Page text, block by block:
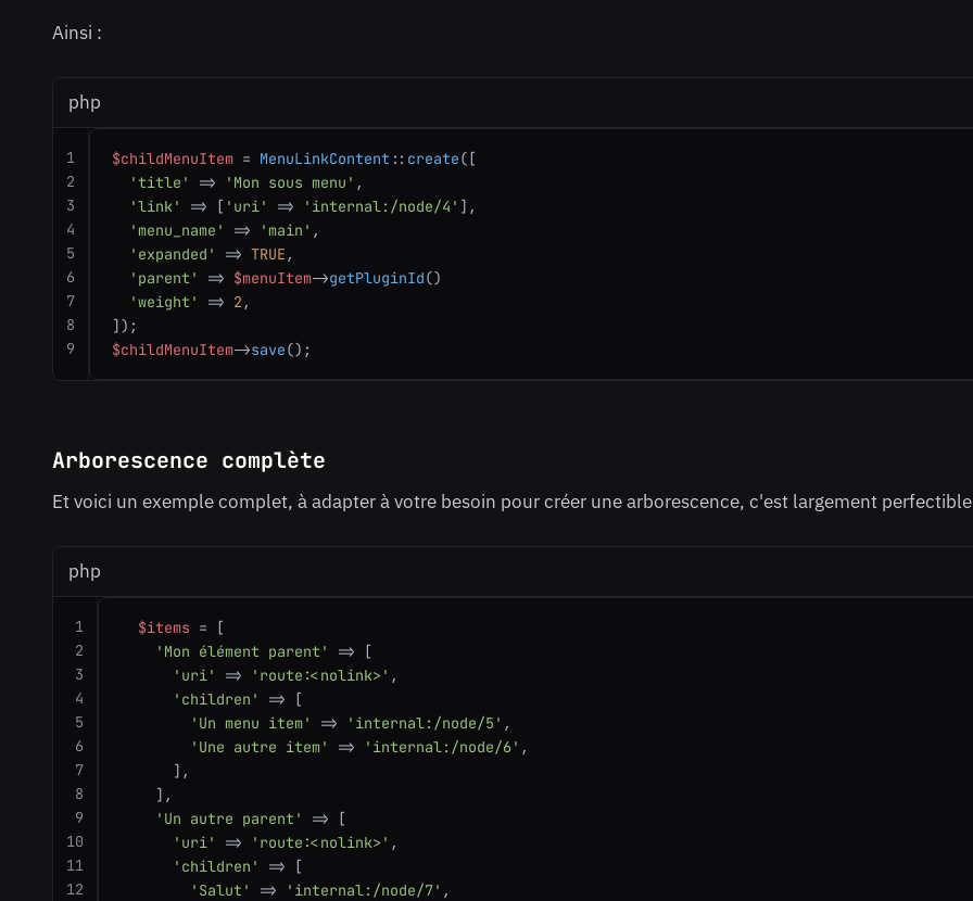
Ainsi :
php
1
2
3
4
5
6
7
8
9
$childMenuItem = MenuLinkContent :: create([
'title'
=> 'Mon sous menu' ,
'link'
=> [ 'uri' => 'internal:/node/4' ],
'menu_name'
=> 'main' ,
'expanded'
=> TRUE ,
'parent'
=> $menuItem->getPluginId()
'weight'
=> 2 ,
$childMenuItem->save();
Arborescence complète
Et voici un exemple complet, à adapter à votre besoin pour créer une arborescence, c'est largement
php
1
2
3
4
5
6
7
8
9
10
11
12
$items = [
'Mon élément parent'
=> [
'uri'
=> 'route:<nolink>' ,
'children'
=> [
'Un menu item'
=> 'internal:/node/5' ,
'Une autre item'
=> 'internal:/node/6' ,
      ],
    ],
'Un autre parent'
=> [
'uri'
=> 'route:<nolink>' ,
'children'
=> [
'Salut'
=> 'internal:/node/7' ,